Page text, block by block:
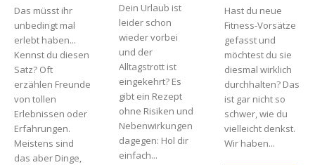
Das müsst ihr
unbedingt mal
erlebt haben...
Kennst du diesen
Satz? Oft
erzählen Freunde
von tollen
Erlebnissen oder
Erfahrungen.
Meistens sind
das aber Dinge,
Dein Urlaub ist
leider schon
wieder vorbei
und der
Alltagstrott ist
eingekehrt? Es
gibt ein Rezept
ohne Risiken und
Nebenwirkungen
dagegen: Hol dir
einfach...
Hast du neue
Fitness-Vorsätze
gefasst und
möchtest du sie
diesmal wirklich
durchhalten? Das
ist gar nicht so
schwer, wie du
vielleicht denkst.
Wir haben...